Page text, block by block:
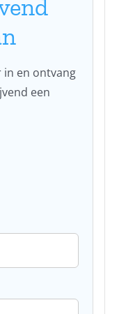
en ontvang
een